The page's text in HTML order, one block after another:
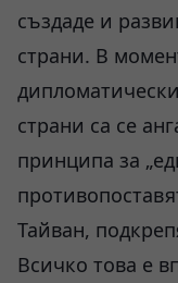
създаде и
страни. В
страни са се
принципа за
Тайван,
Всичко това е